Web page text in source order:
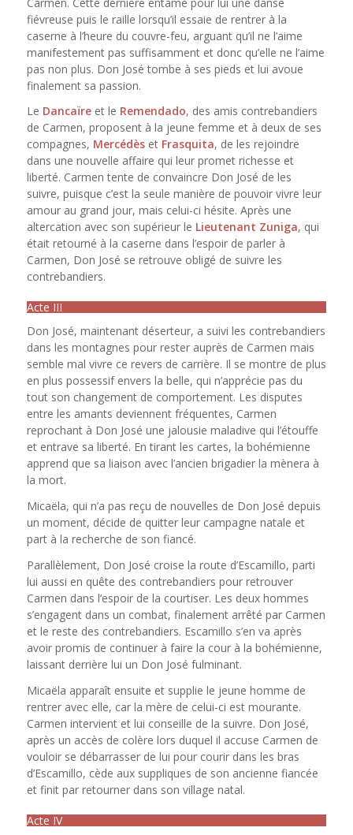
fiévreuse puis le raille lorsqu’il essaie de rentrer à la
caserne à l’heure du couvre-feu, arguant qu’il ne l’aime
manifestement pas suffisamment et donc qu’elle ne l’aime
pas non plus. Don José tombe à ses pieds et lui avoue
finalement sa passion.
Le Dancaïreet le Remendado, des amis contrebandiers
de Carmen, proposent à la jeune femme et à deux de ses
compagnes, Mercédèset Frasquita, de les rejoindre
dans une nouvelle affaire qui leur promet richesse et
liberté. Carmen tente de convaincre Don José de les
suivre, puisque c’est la seule manière de pouvoir vivre leur
amour au grand jour, mais celui-ci hésite. Après une
altercation avec son supérieur le Lieutenant Zuniga, qui
était retourné à la caserne dans l’espoir de parler à
Carmen, Don José se retrouve obligé de suivre les
contrebandiers.
Acte III
Don José, maintenant déserteur, a suivi les contrebandiers
dans les montagnes pour rester auprès de Carmen mais
semble mal vivre ce revers de carrière. Il se montre de plus
en plus possessif envers la belle, qui n’apprécie pas du
tout son changement de comportement. Les disputes
entre les amants deviennent fréquentes, Carmen
reprochant à Don José une jalousie maladive qui l’étouffe
et entrave sa liberté. En tirant les cartes, la bohémienne
apprend que sa liaison avec l’ancien brigadier la mènera à
la mort.
Micaëla, qui n’a pas reçu de nouvelles de Don José depuis
un moment, décide de quitter leur campagne natale et
part à la recherche de son fiancé.
Parallèlement, Don José croise la route d’Escamillo, parti
lui aussi en quête des contrebandiers pour retrouver
Carmen dans l’espoir de la courtiser. Les deux hommes
s’engagent dans un combat, finalement arrêté par Carmen
et le reste des contrebandiers. Escamillo s’en va après
avoir promis de continuer à faire la cour à la bohémienne,
laissant derrière lui un Don José fulminant.
Micaëla apparaît ensuite et supplie le jeune homme de
rentrer avec elle, car la mère de celui-ci est mourante.
Carmen intervient et lui conseille de la suivre. Don José,
après un accès de colère lors duquel il accuse Carmen de
vouloir se débarrasser de lui pour courir dans les bras
d’Escamillo, cède aux suppliques de son ancienne fiancée
et finit par retourner dans son village natal.
Acte IV